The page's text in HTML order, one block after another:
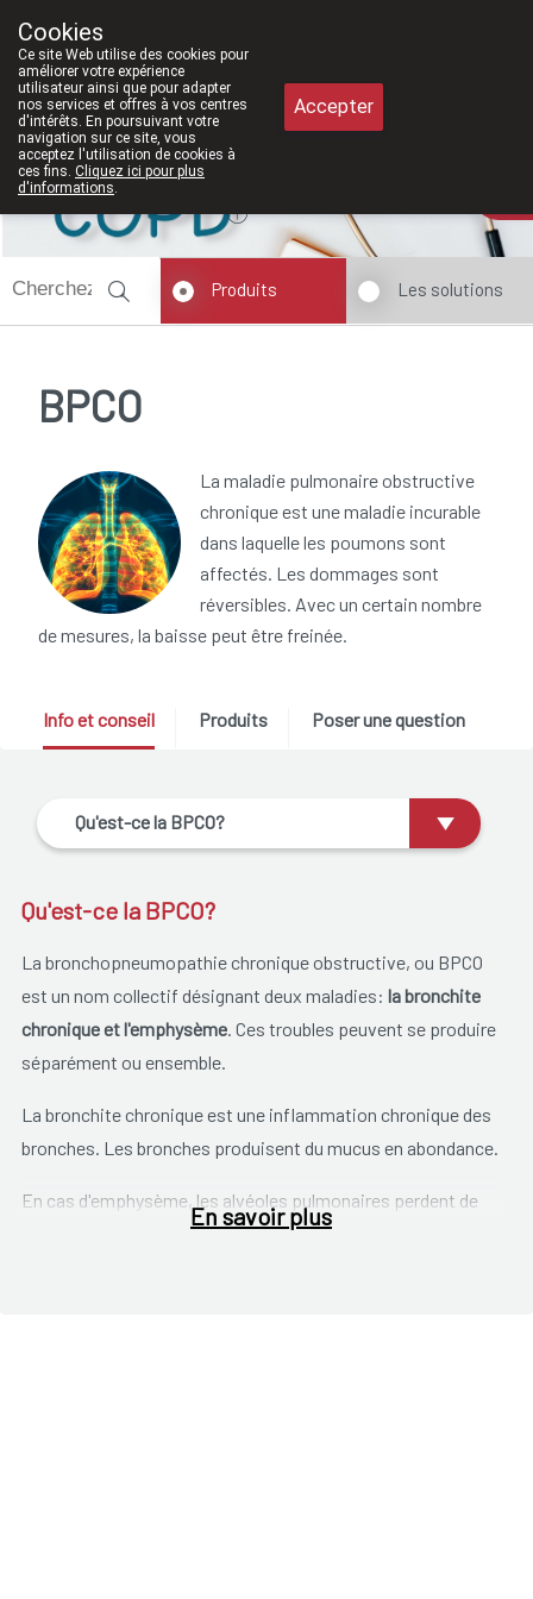
011/610300
Aujourd'hui A présent
Produits Les solutions
BPCO
La maladie pulmonaire obstructive
chronique est une maladie incurable
dans laquelle les poumons sont
affectés. Les dommages sont
réversibles. Avec un certain nombre
de mesures, la baisse peut être freinée.
Info et conseil Produits Poser une question
Qu'est-ce la BPCO?
Qu'est-ce la BPCO?
La bronchopneumopathie chronique obstructive, ou BPCO
est un nom collectif désignant deux maladies: la bronchite
chronique et l'emphysème. Ces troubles peuvent se produire
séparément ou ensemble.
La bronchite chronique est une inflammation chronique des
bronches. Les bronches produisent du mucus en abondance.
En cas d'emphysème, les alvéoles pulmonaires perdent de
leur élasticité, se déforment peu à peu ou se rompent. Ceci
En savoir plus
Cookies
Ce site Web utilise des cookies pour
améliorer votre expérience
utilisateur ainsi que pour adapter
nos services et offres à vos centres
d'intérêts. En poursuivant votre
navigation sur ce site, vous
acceptez l'utilisation de cookies à
ces fins. Cliquez ici pour plus
d'informations.
Accepter